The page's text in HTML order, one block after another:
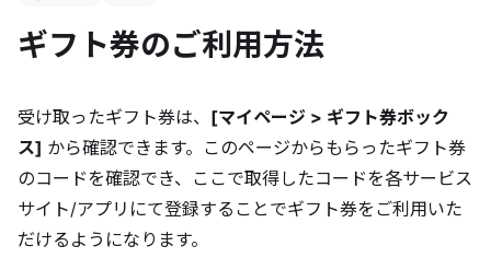
ギフト券のご利用方法
受け取ったギフト券は、 [マイページ > ギフト券ボック
ス] から確認できます。このページからもらったギフト券
のコードを確認でき、ここで取得したコードを各サービス
サイト/アプリにて登録することでギフト券をご利用いた
だけるようになります。